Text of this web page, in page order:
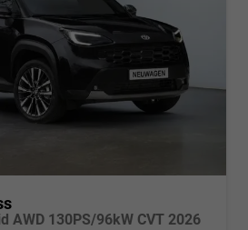
AWD 130PS/96kW CVT 2026